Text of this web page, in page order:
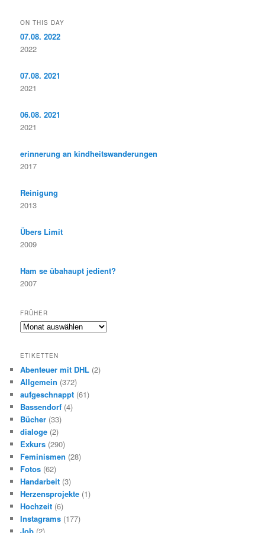
ON THIS DAY
07.08. 2022
2022
07.08. 2021
2021
06.08. 2021
2021
erinnerung an kindheitswanderungen
2017
Reinigung
2013
Übers Limit
2009
Ham se übahaupt jedient?
2007
FRÜHER
F
h
e
r
ETIKETTEN
Abenteuer mit DHL (2)
Allgemein (372)
aufgeschnappt (61)
Bassendorf (4)
Bücher (33)
dialoge (2)
Exkurs (290)
Feminismen (28)
Fotos (62)
Handarbeit (3)
Herzensprojekte (1)
Hochzeit (6)
Instagrams (177)